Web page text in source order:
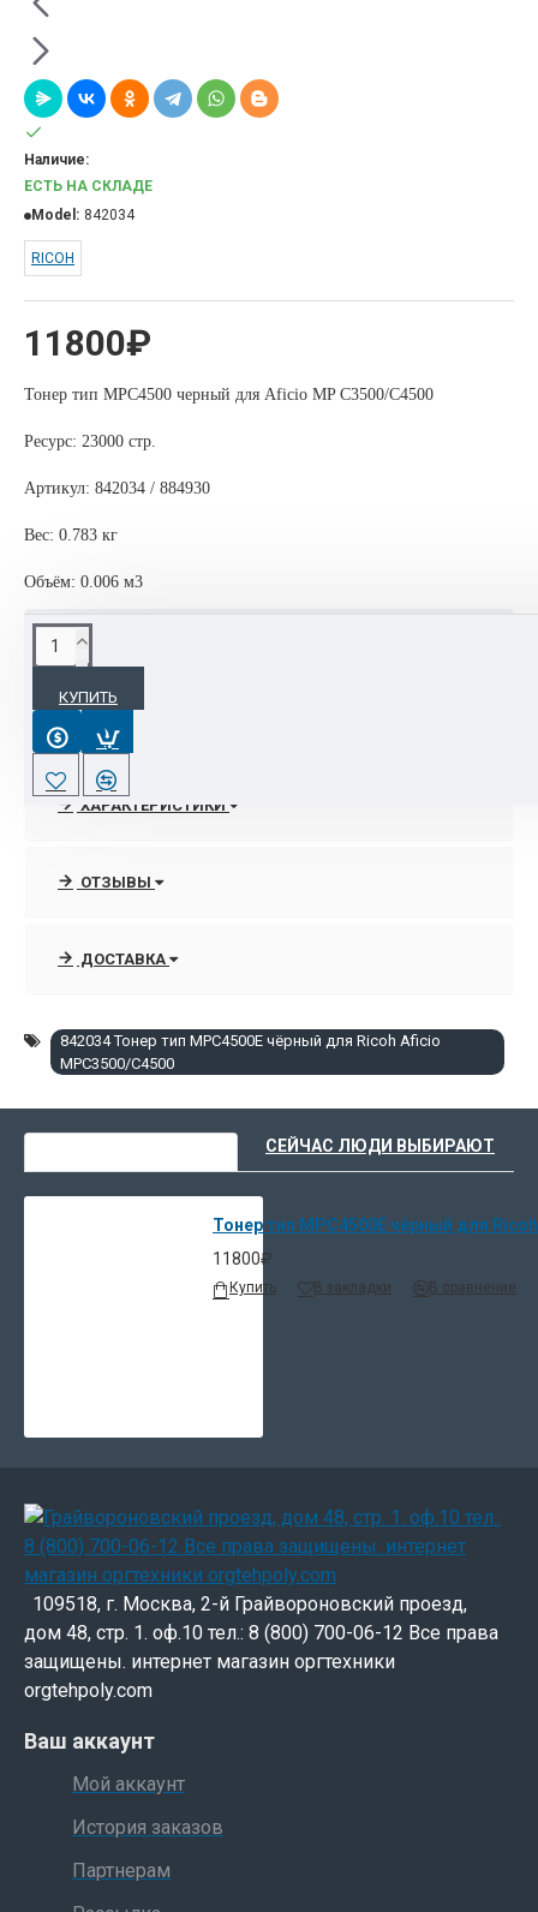
11800₽
Наличие:
ЕСТЬ НА СКЛАДЕ
Model: 842034
RICOH
Тонер тип MPC4500 черный для Aficio MP C3500/C4500
Ресурс: 23000 стр.
Артикул: 842034 / 884930
Вес: 0.783 кг
Объём: 0.006 м3
КУПИТЬ
ОПИСАНИЕ
Тонер тип MPC4500 черный
Ресурс: 23 000 отп.
ХАРАКТЕРИСТИКИ
ОТЗЫВЫ
ДОСТАВКА
842034 Тонер тип MPC4500E чёрный для Ricoh Aficio
MPC3500/C4500
СЕЙЧАС ЛЮДИ ВЫБИРАЮТ
Тонер тип MPC4500E чёрный для
11800₽
Купить В закладки В сравнение
109518, г. Москва, 2-й Грайвороновский проезд,
дом 48, стр. 1. оф.10 тел.: 8 (800) 700-06-12 Все права
защищены. интернет магазин оргтехники
orgtehpoly.com
Ваш аккаунт
Мой аккаунт
История заказов
Партнерам